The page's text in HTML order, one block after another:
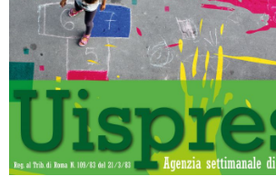
Luglio 2026: "Pensando con i piedi, si
rivoluzioni"